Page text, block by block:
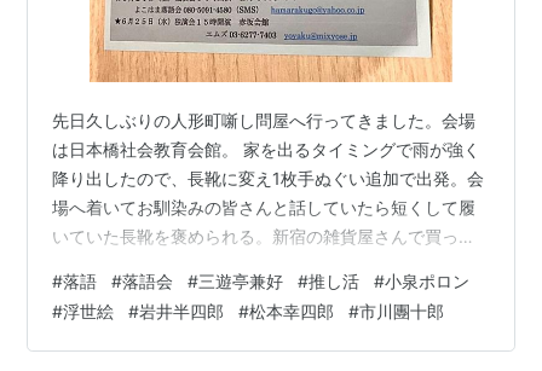
先日久しぶりの人形町噺し問屋へ行ってきました。会場
は日本橋社会教育会館。 家を出るタイミングで雨が強く
降り出したので、長靴に変え1枚手ぬぐい追加で出発。会
場へ着いてお馴染みの皆さんと話していたら短くして履
いていた長靴を褒められる。新宿の雑貨屋さんで買った
すいのでおすすめ。 人形町でしか会わない方には年始の
挨拶を。昨年末に次に会うのは春だと話していたと笑
う。前の日に福島県立美術館まで足を伸ばした方、各地
#落語 #落語会 #三遊亭兼好 #推し活 #小泉ポロン
#浮世絵 #岩井半四郎 #松本幸四郎 #市川團十郎